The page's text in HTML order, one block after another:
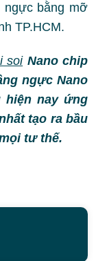
ngực bằng mỡ
TP.HCM.
soiNano chip
ngực Nano
hiện nay ứng
tạo ra bầu
tư thế.